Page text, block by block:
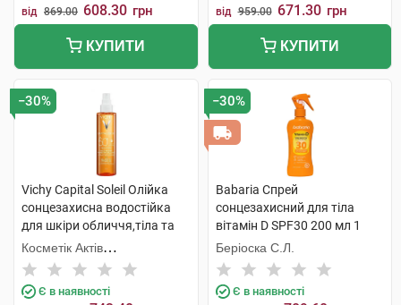
від 869.00 608.30 грн
КУПИТИ
від 959.00 671.30 грн
КУПИТИ
−30%
Vichy Capital Soleil Олійка
сонцезахисна водостійка
для шкіри обличчя,тіла та
волосся SPF50+ 200 мл 1
флакон
Косметік Актів
Інтернаціональ
Є в наявності
−30%
Babaria Спрей
сонцезахисний для тіла
вітамін D SPF30 200 мл 1
флакон
Беріоска С.Л.
Є в наявності